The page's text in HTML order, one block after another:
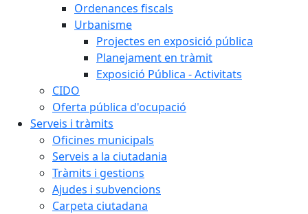
Ordenances fiscals
Urbanisme
Projectes en exposició pública
Planejament en tràmit
Exposició Pública - Activitats
CIDO
Oferta pública d'ocupació
Serveis i tràmits
Oficines municipals
Serveis a la ciutadania
Tràmits i gestions
Ajudes i subvencions
Carpeta ciutadana